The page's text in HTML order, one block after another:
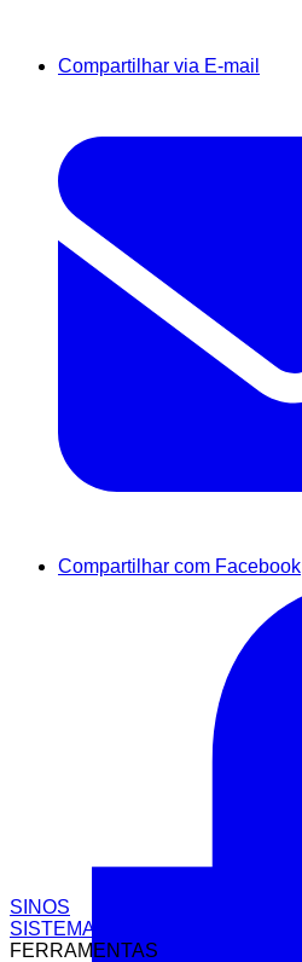
SINOS
SISTEMAS CO2
FERRAMENTAS
Compartilhar via E-mail
Compartilhar com Facebook